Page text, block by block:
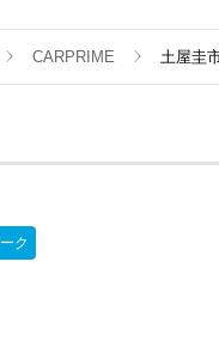
CARPRIME 土屋圭
ク